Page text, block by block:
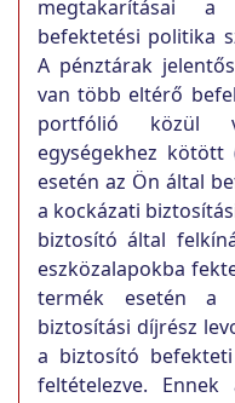
megtakarításai
befektetési politika
A pénztárak
van több eltérő
portfólió közül
egységekhez
esetén az Ön által
a kockázati
biztosító által
eszközalapokba
termék esetén a
biztosítási díjrész
a biztosító
feltételezve.